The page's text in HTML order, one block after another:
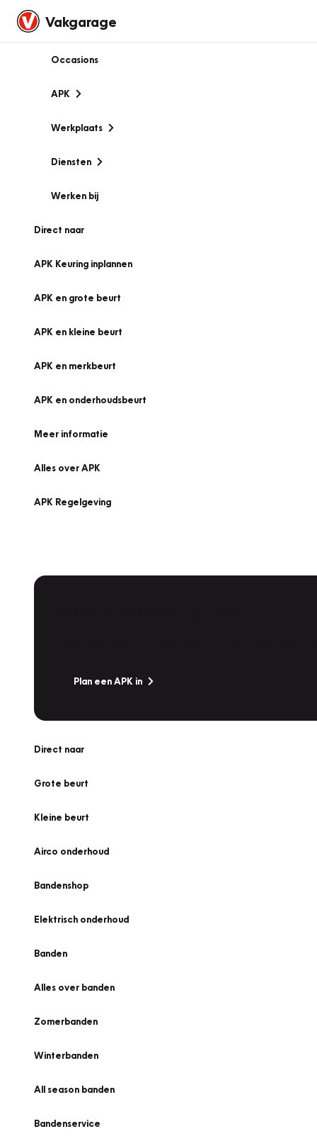
Vakgarage
Occasions
APK
Werkplaats
Diensten
Werken bij
Direct naar
APK Keuring inplannen
APK en grote beurt
APK en kleine beurt
APK en merkbeurt
APK en onderhoudsbeurt
Meer informatie
Alles over APK
APK Regelgeving
Plan een APK in
Direct naar
Grote beurt
Kleine beurt
Airco onderhoud
Bandenshop
Elektrisch onderhoud
Banden
Alles over banden
Zomerbanden
Winterbanden
All season banden
Bandenservice